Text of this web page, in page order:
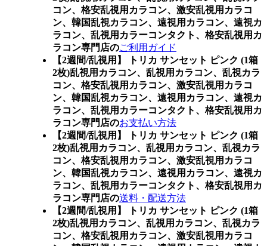
コン、格安乱視用カラコン、激安乱視用カラコ
ン、韓国乱視カラコン、遠視用カラコン、遠視カ
ラコン、乱視用カラーコンタクト、格安乱視用カ
ラコン専門店のご利用ガイド
【2週間/乱視用】 トリカ サンセット ピンク (1箱
2枚)乱視用カラコン、 乱視用カラコン、乱視カラ
コン、格安乱視用カラコン、激安乱視用カラコ
ン、韓国乱視カラコン、遠視用カラコン、遠視カ
ラコン、乱視用カラーコンタクト、格安乱視用カ
ラコン専門店のお支払い方法
【2週間/乱視用】 トリカ サンセット ピンク (1箱
2枚)乱視用カラコン、 乱視用カラコン、乱視カラ
コン、格安乱視用カラコン、激安乱視用カラコ
ン、韓国乱視カラコン、遠視用カラコン、遠視カ
ラコン、乱視用カラーコンタクト、格安乱視用カ
ラコン専門店の送料・配送方法
【2週間/乱視用】 トリカ サンセット ピンク (1箱
2枚)乱視用カラコン、 乱視用カラコン、乱視カラ
コン、格安乱視用カラコン、激安乱視用カラコ